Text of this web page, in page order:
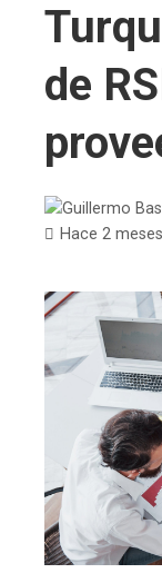
de
Hace 2 meses